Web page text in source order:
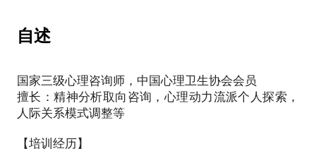
【在行郑重提示】：此话题内容仅为该行家在心理领
域的的个人经验、意见或观点，仅供学员参考所用。
进行就诊。本话题内容及行家观点不代表平台观点，
平台对话题内容不予担保，烦请知悉。
PS 探索过程中，无论什么样的问题出现我相信都牵
具体的解决方案来得更为积极和有效。职涯的咨询是
一个长期工作的过程，一次沟通很难根本性的解决问
题，调整合适的心理预期也是很重要的。
【在行郑重提示】：此话题内容仅为该行家在心理领
心理预期。
域的的个人经验、意见或观点，仅供学员参考所用。
如您或您的家人有诊疗需求，在行请您前往正规医院
进行就诊。本话题内容及行家观点不代表平台观点，
平台对话题内容不予担保，烦请知悉。
你的潜意识到底在表达着什么。
心理学家和墨西哥裔艺术家共同研发的心理学投射测
验技术，目前已被翻译成22种语言。咨询师们都习惯
叫它OH卡，只因多年来绝大多数接触过它的人都会发
样，目前广泛的被心理学临床所使用，可以帮我们更
能曾经我们做过心理咨询或是职业规划，带着你们后
在过去的几年中，我接待过大量来访者，咨询时常超
过3000小时。至今仍保持着每周一次的个案督导和个
角色的壁垒中，那些看似微不足道的事，往往会深深
的困扰很多人。
于是，当我们遇到焦虑、抑郁、无力、遗憾、失望、
孤独等负性情绪时，需要对自我有更深的了解，向外
寻求专业性的支持和帮助，心理咨询师恰恰就是这样
的角色。
自述
国家三级心理咨询师，中国心理卫生协会会员
擅长：精神分析取向咨询，心理动力流派个人探索，
人际关系模式调整等
【培训经历】